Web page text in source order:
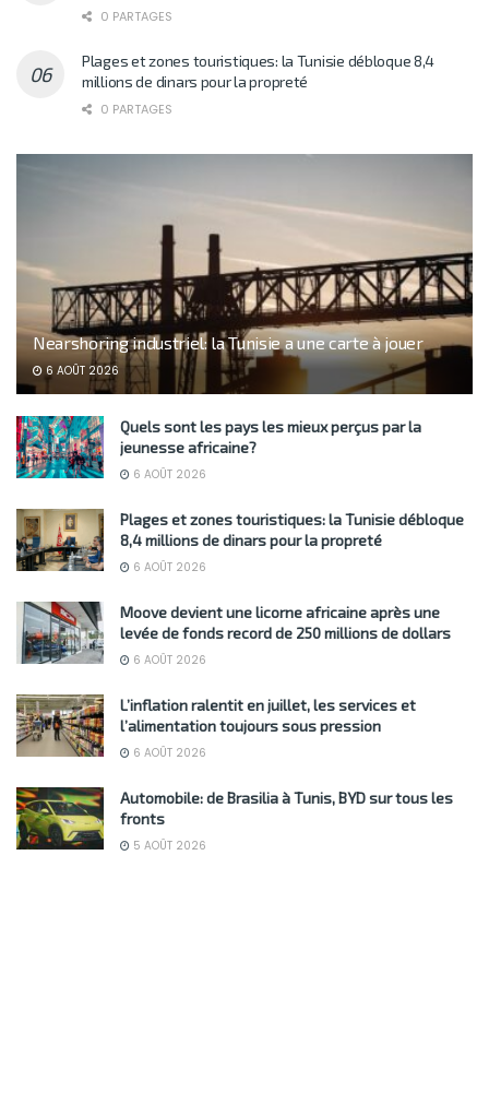
0 PARTAGES
Plages et zones touristiques: la Tunisie débloque 8,4
millions de dinars pour la propreté
0 PARTAGES
Nearshoring industriel: la Tunisie a une carte à jouer
6 AOÛT 2026
Quels sont les pays les mieux perçus par la
jeunesse africaine?
6 AOÛT 2026
Plages et zones touristiques: la Tunisie débloque
8,4 millions de dinars pour la propreté
6 AOÛT 2026
Moove devient une licorne africaine après une
levée de fonds record de 250 millions de dollars
6 AOÛT 2026
L’inflation ralentit en juillet, les services et
l’alimentation toujours sous pression
6 AOÛT 2026
Automobile: de Brasilia à Tunis, BYD sur tous les
fronts
5 AOÛT 2026